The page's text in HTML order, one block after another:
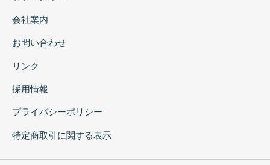
会社案内
お問い合わせ
リンク
採用情報
プライバシーポリシー
特定商取引に関する表示